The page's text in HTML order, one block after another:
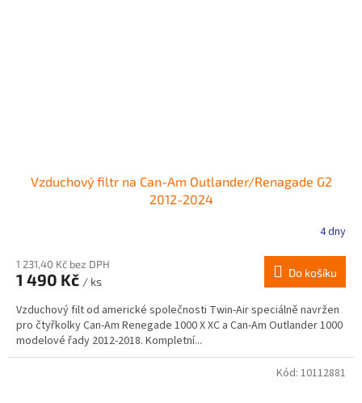
Vzduchový filtr na Can-Am Outlander/Renagade G2
2012-2024
4 dny
1 231,40 Kč bez DPH
1 490 Kč / ks
Do košíku
Vzduchový filt od americké společnosti Twin-Air speciálně navržen
pro čtyřkolky Can-Am Renegade 1000 X XC a Can-Am Outlander 1000
modelové řady 2012-2018. Kompletní...
Kód: 10112881